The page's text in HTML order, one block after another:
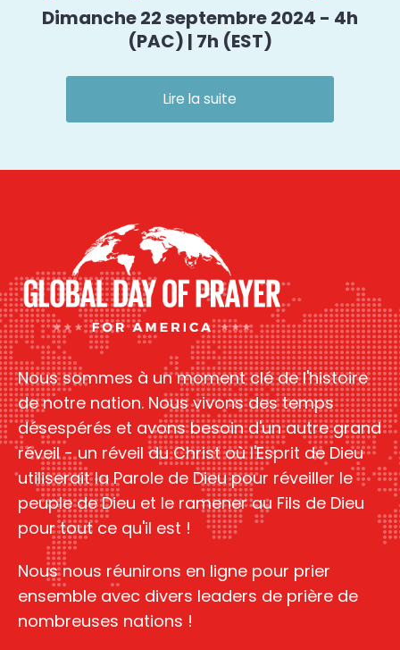
Dimanche 22 septembre 2024 - 4h
(PAC) | 7h (EST)
Lire la suite
Nous sommes à un moment clé de l'histoire
de notre nation. Nous vivons des temps
désespérés et avons besoin d'un autre grand
réveil - un réveil du Christ où l'Esprit de Dieu
utiliserait la Parole de Dieu pour réveiller le
peuple de Dieu et le ramener au Fils de Dieu
pour tout ce qu'il est !
Nous nous réunirons en ligne pour prier
ensemble avec divers leaders de prière de
nombreuses nations !